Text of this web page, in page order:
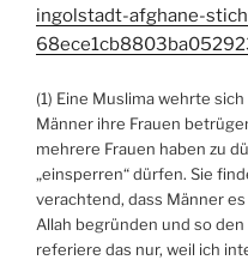
ingolstadt-afghane-
(1) Eine Muslima wehrte
Männer ihre Frauen
mehrere Frauen haben zu
„einsperren“ dürfen. Sie
verachtend, dass Männer
Allah begründen und so
referiere das nur, weil ich